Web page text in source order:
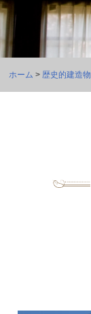
ホーム > 歴史的建造物